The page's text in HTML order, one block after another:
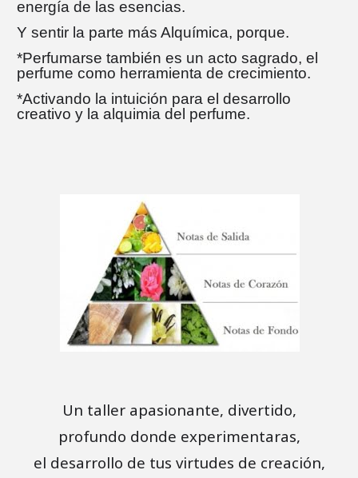
energía de las esencias.
Y sentir la parte más Alquímica, porque.
*Perfumarse también es un acto sagrado, el
perfume como herramienta de crecimiento.
*Activando la intuición para el desarrollo
creativo y la alquimia del perfume.
Un taller apasionante, divertido,
profundo donde experimentaras,
el desarrollo de tus virtudes de creación,